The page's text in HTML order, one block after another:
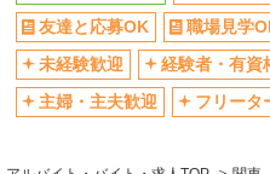
資格取得支援制度あり
髭（ひげ）OK
同じ職種から求人を探す
友達と応募OK
職場見学
未経験歓迎
経験者・有資
主婦・主夫歓迎
フリータ